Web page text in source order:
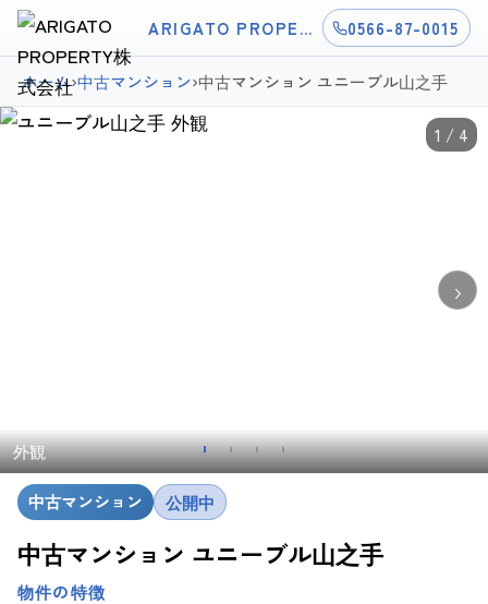
ARIGATO PROPERTY株式会社 0566-87-0015
ホーム›中古マンション›中古マンション ユニーブル山之手
外観
›
1 / 4
中古マンション 公開中
中古マンション ユニーブル山之手
物件の特徴